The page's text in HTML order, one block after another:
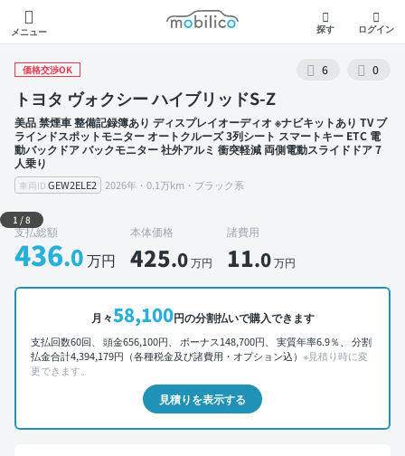
メニュー
モビリコ
探す ログイン
価格交渉OK 6 0
トヨタ ヴォクシー ハイブリッドS-Z
美品 禁煙車 整備記録簿あり ディスプレイオーディオ ※ナビキットあり TV ブ
ラインドスポットモニター オートクルーズ 3列シート スマートキー ETC 電
動バックドア バックモニター 社外アルミ 衝突軽減 両側電動スライドドア 7
人乗り
車両ID GEW2ELE2 2026年・0.1万km・ブラック系
外装 左前
1 /8
支払総額
436.0万円
本体価格
425.0万円
諸費用
11.0万円
月々58,100円の分割払いで購入できます
支払回数60回、 頭金656,100円、 ボーナス148,700円、 実質年率6.9％、 分割
払金合計4,394,179円（各種税金及び諸費用・オプション込） ※見積り時に変
更できます。
見積りを表示する